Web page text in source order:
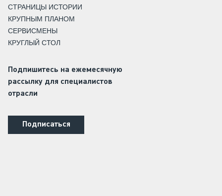
СТРАНИЦЫ ИСТОРИИ
КРУПНЫМ ПЛАНОМ
СЕРВИСМЕНЫ
КРУГЛЫЙ СТОЛ
Подпишитесь на ежемесячную
рассылку для специалистов
отрасли
Подписаться